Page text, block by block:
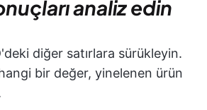
analiz edin
diğer satırlara sürükleyin.
bir değer, yinelenen ürün